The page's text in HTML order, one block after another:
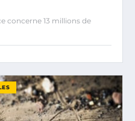
concerne 13 millions de